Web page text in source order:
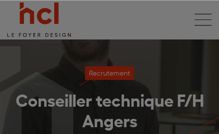
Recrutement
Conseiller technique F/H
Angers